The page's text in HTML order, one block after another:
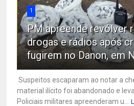
1
PM apreende revólver
drogas e rádios após
fugirem no Danon, em
Suspeitos escaparam ao notar a
material ilícito foi abandonado e
Policiais militares apreenderam u...